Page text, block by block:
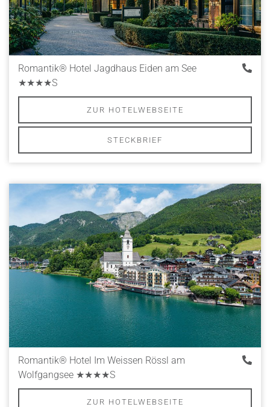
Romantik® Hotel Jagdhaus Eiden am See
★★★★S
ZUR HOTELWEBSEITE
STECKBRIEF
Romantik® Hotel Im Weissen Rössl am
Wolfgangsee ★★★★S
ZUR HOTELWEBSEITE